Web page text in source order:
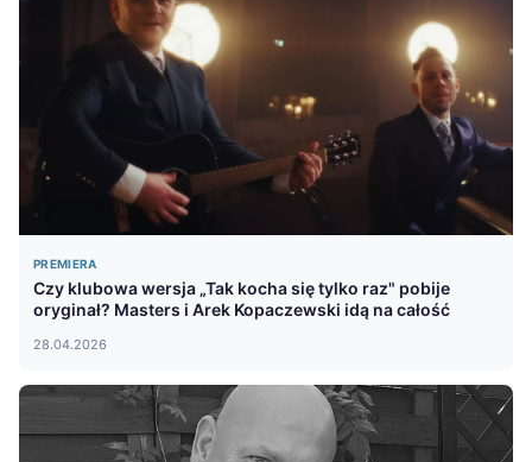
PREMIERA
Czy klubowa wersja „Tak kocha się tylko raz" pobije
oryginał? Masters i Arek Kopaczewski idą na całość
28.04.2026